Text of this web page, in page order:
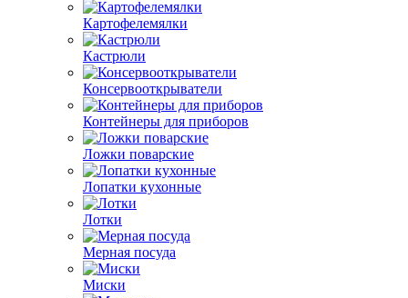
Картофелемялки
Кастрюли
Консервооткрыватели
Контейнеры для приборов
Ложки поварские
Лопатки кухонные
Лотки
Мерная посуда
Миски